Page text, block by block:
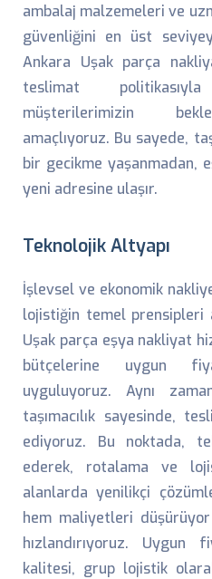
ambalaj malzemeleri ve
güvenliğini en üst
Ankara Uşak parça
teslimat
müşterilerimizin
amaçlıyoruz. Bu sayede,
bir gecikme yaşanmadan,
yeni adresine ulaşır.
Teknolojik Altyapı
İşlevsel ve ekonomik
lojistiğin temel prensipleri
Uşak parça eşya nakliyat
bütçelerine uygun
uyguluyoruz. Aynı
taşımacılık sayesinde,
ediyoruz. Bu noktada,
ederek, rotalama ve
alanlarda yenilikçi
hem maliyetleri
hızlandırıyoruz.
kalitesi, grup lojistik